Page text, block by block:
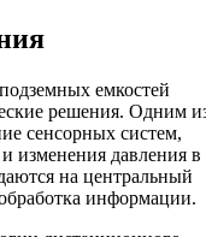
емкостей
решения. Одним
сенсорных систем,
изменения давления в
на центральный
информации.